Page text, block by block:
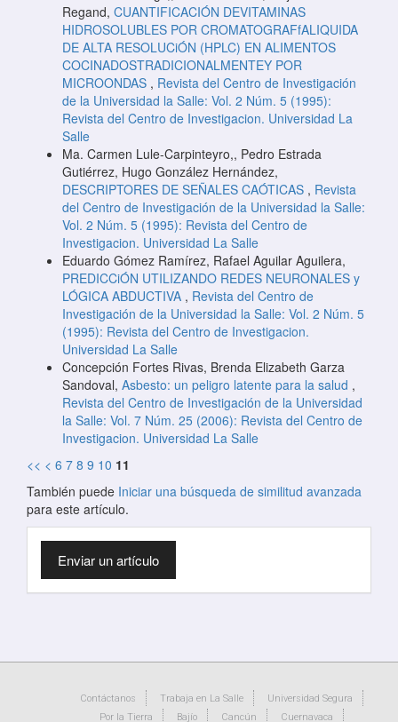
Regand, CUANTIFICACIÓN DEVITAMINAS
HIDROSOLUBLES POR CROMATOGRAFfALIQUIDA
DE ALTA RESOLUCiÓN (HPLC) EN ALIMENTOS
COCINADOSTRADICIONALMENTEY POR
MICROONDAS , Revista del Centro de Investigación
de la Universidad la Salle: Vol. 2 Núm. 5 (1995):
Revista del Centro de Investigacion. Universidad La
Salle
Ma. Carmen Lule-Carpinteyro,, Pedro Estrada
Gutiérrez, Hugo González Hernández,
DESCRIPTORES DE SEÑALES CAÓTICAS , Revista
del Centro de Investigación de la Universidad la Salle:
Vol. 2 Núm. 5 (1995): Revista del Centro de
Investigacion. Universidad La Salle
Eduardo Gómez Ramírez, Rafael Aguilar Aguilera,
PREDICCiÓN UTILIZANDO REDES NEURONALES y
LÓGICA ABDUCTIVA , Revista del Centro de
Investigación de la Universidad la Salle: Vol. 2 Núm. 5
(1995): Revista del Centro de Investigacion.
Universidad La Salle
Concepción Fortes Rivas, Brenda Elizabeth Garza
Sandoval, Asbesto: un peligro latente para la salud ,
Revista del Centro de Investigación de la Universidad
la Salle: Vol. 7 Núm. 25 (2006): Revista del Centro de
Investigacion. Universidad La Salle
<< < 6 7 8 9 10 11
También puede Iniciar una búsqueda de similitud avanzada
para este artículo.
Enviar
un
artículo
Enviar un artículo
Contáctanos Trabaja en La Salle
Universidad Segura
Por la Tierra
Bajío Cancún Cuernavaca